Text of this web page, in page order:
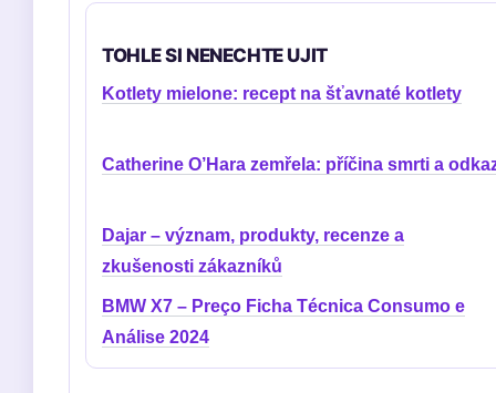
TOHLE SI NENECHTE UJIT
Kotlety mielone: recept na šťavnaté kotlety
Catherine O’Hara zemřela: příčina smrti a
Dajar – význam, produkty, recenze a
zkušenosti zákazníků
BMW X7 – Preço Ficha Técnica Consumo e
Análise 2024